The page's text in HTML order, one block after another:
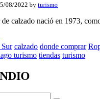
08/2022 by turismo
de calzado nació en 1973,
calzado donde comprar
turismo tiendas turismo